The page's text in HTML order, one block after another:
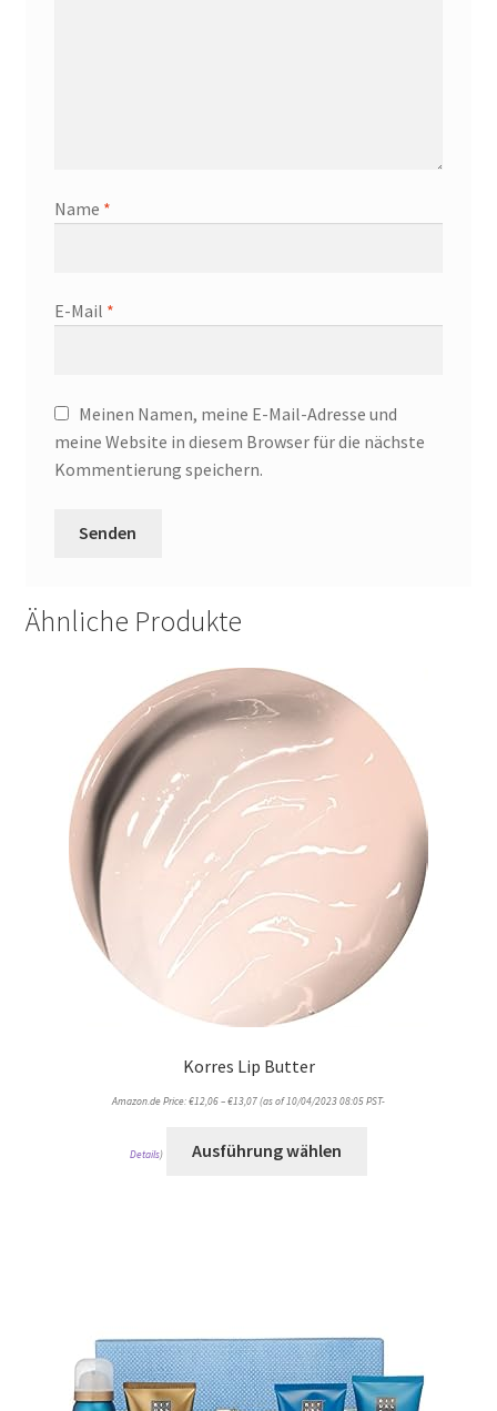
Name *
E-Mail *
Meinen Namen, meine E-Mail-Adresse und
meine Website in diesem Browser für die nächste
Kommentierung speichern.
Ähnliche Produkte
Korres Lip Butter
Amazon.de Price:€12,06–€13,07(as of 10/04/2023 08:05 PST-
Details) Ausführung wählen